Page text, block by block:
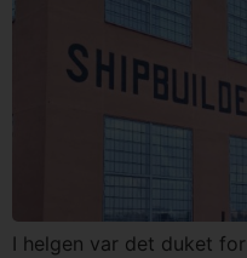
I helgen var det duket